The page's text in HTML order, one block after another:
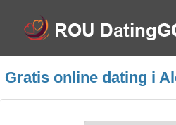
Gratis online dating i